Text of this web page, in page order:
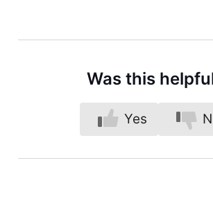
Was this
Yes